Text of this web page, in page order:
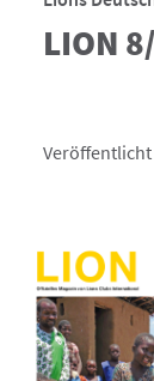
LION
Veröffentlicht